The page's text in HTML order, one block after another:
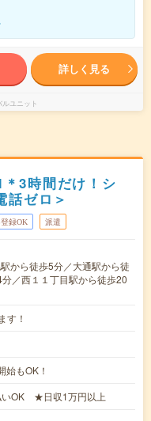
詳しく見る
ユニット
＊3時間だけ！シ
話ゼロ＞
録OK 派遣
から徒歩5分／大通駅から徒
／西１１丁目駅から徒歩20
す！
もOK！
OK ★日収1万円以上